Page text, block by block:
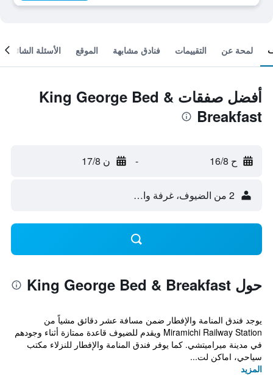
لمحة عن التقييمات فنادق مشابهة الموقع الأسئلة الشائعة
أفضل صفقات King George Bed &
Breakfast
ح 16/8 - ن 17/8
2 من الضيوف، غرفة واحدة
حول King George Bed & Breakfast
يوجد فندق المنامة والإفطار ضمن مسافة عشر دقائق مشياً من
Miramichi Railway Station ويقدم للضيوف قاعدة ممتازة أثناء وجودهم
في مدينة ميراميتشي. كما يوفر فندق المنامة والإفطار للنزلاء مكتب
سياحي، اماكن لت...
المزيد